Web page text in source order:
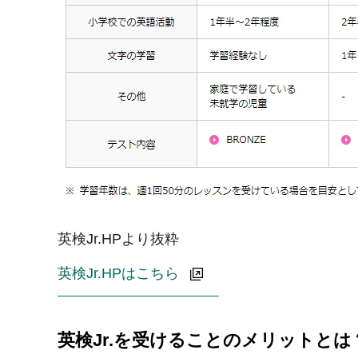
英検Jr.HPより抜粋
英検Jr.HPはこちら
英検Jr.を受けることのメリットとは